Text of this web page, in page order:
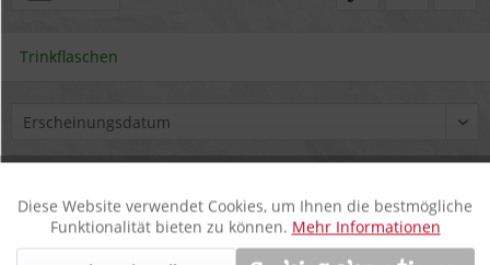
Trinkflaschen
Funktionale Aktiv
Diese Website verwendet Cookies, um Ihnen die bestmögliche
Funktionalität bieten zu können. Mehr Informationen